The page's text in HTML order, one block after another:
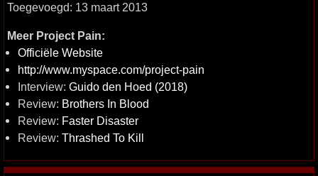
Toegevoegd: 13 maart 2013
Meer Project Pain:
Officiële Website
http://www.myspace.com/project-pain
Interview: Guido den Hoed (2018)
Review: Brothers In Blood
Review: Faster Disaster
Review: Thrashed To Kill